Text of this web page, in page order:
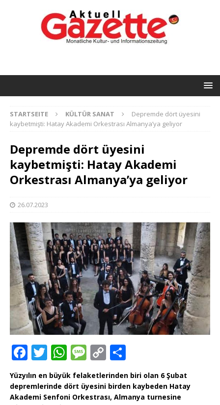
STARTSEITE KÜLTÜR SANAT
Depremde dört üyesini
kaybetmişti: Hatay Akademi Orkestrası Almanya’ya geliyor
Depremde dört üyesini
kaybetmişti: Hatay Akademi
Orkestrası Almanya’ya geliyor
26.07.2023
F
a
c
e
T
w
it
te
W
h
at
s
M
e
ss
a
C
o
p
y
ei
le
n
Yüzyılın en büyük felaketlerinden biri olan 6 Şubat
depremlerinde dört üyesini birden kaybeden Hatay
Akademi Senfoni Orkestrası, Almanya turnesine